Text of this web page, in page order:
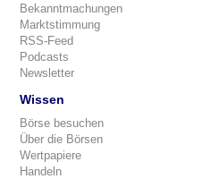
Bekanntmachungen
Marktstimmung
RSS-Feed
Podcasts
Newsletter
Wissen
Börse besuchen
Über die Börsen
Wertpapiere
Handeln